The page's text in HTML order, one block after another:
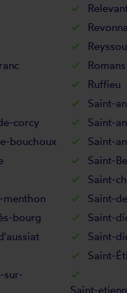
Romans
Ruffieu
Saint-
corcy
Saint-
bouchoux
Saint-
Saint-
Saint-
menthon
Saint-
bourg
Saint-
Saint-
Saint-
sur-
Saint-